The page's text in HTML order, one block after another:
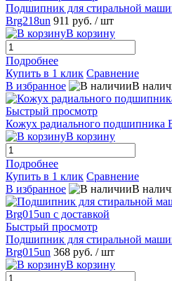
Подшипник для стиральной
Brg218un 911 руб. / шт
В корзину
Подробнее
Купить в 1 клик Сравнение
В избранное
В
Быстрый просмотр
Кожух радиального подшипника
В корзину
Подробнее
Купить в 1 клик Сравнение
В избранное
В
Быстрый просмотр
Подшипник для стиральной
Brg015un 368 руб. / шт
В корзину